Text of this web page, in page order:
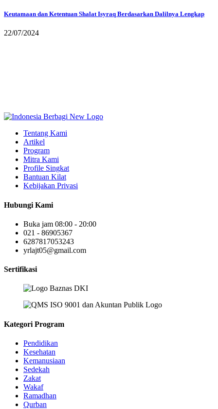
Keutamaan dan Ketentuan Shalat Isyraq Berdasarkan Dalilnya Lengkap
22/07/2024
Tentang Kami
Artikel
Program
Mitra Kami
Profile Singkat
Bantuan Kilat
Kebijakan Privasi
Hubungi Kami
Buka jam 08:00 - 20:00
021 - 86905367
6287817053243
yrlajt05@gmail.com
Sertifikasi
Kategori Program
Pendidikan
Kesehatan
Kemanusiaan
Sedekah
Zakat
Wakaf
Ramadhan
Qurban